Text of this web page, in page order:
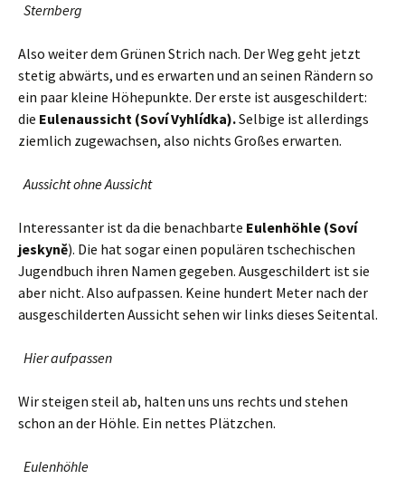
Sternberg
Also weiter dem Grünen Strich nach. Der Weg geht jetzt
stetig abwärts, und es erwarten und an seinen Rändern so
ein paar kleine Höhepunkte. Der erste ist ausgeschildert:
die Eulenaussicht (Soví Vyhlídka).Selbige ist allerdings
ziemlich zugewachsen, also nichts Großes erwarten.
Aussicht ohne Aussicht
Interessanter ist da die benachbarte Eulenhöhle (Soví
jeskyně). Die hat sogar einen populären tschechischen
Jugendbuch ihren Namen gegeben. Ausgeschildert ist sie
aber nicht. Also aufpassen. Keine hundert Meter nach der
ausgeschilderten Aussicht sehen wir links dieses Seitental.
Hier aufpassen
Wir steigen steil ab, halten uns uns rechts und stehen
schon an der Höhle. Ein nettes Plätzchen.
Eulenhöhle